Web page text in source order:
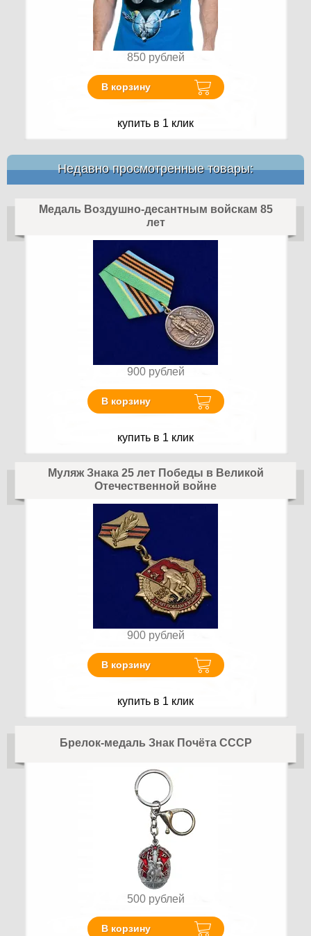
850 рублей
В корзину
купить в 1 клик
Недавно просмотренные товары:
Медаль Воздушно-десантным войскам 85
лет
900 рублей
В корзину
купить в 1 клик
Муляж Знака 25 лет Победы в Великой
Отечественной войне
900 рублей
В корзину
купить в 1 клик
Брелок-медаль Знак Почёта СССР
500 рублей
В корзину